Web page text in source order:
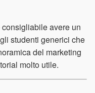
avere un
studenti generici che
del marketing
molto utile.